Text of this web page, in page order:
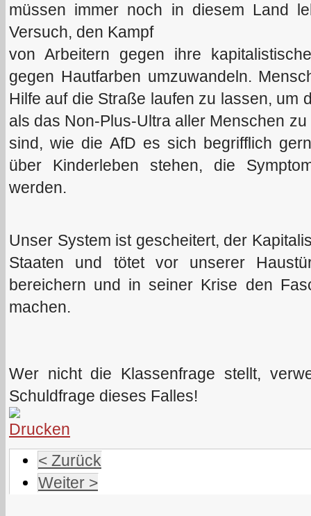
müssen immer noch in diesem Land
Versuch, den Kampf
von Arbeitern gegen ihre
gegen Hautfarben umzuwandeln.
Hilfe auf die Straße laufen zu lassen, um
als das Non-Plus-Ultra aller Menschen zu
sind, wie die AfD es sich begrifflich
über Kinderleben stehen, die
werden.
Unser System ist gescheitert, der
Staaten und tötet vor unserer
bereichern und in seiner Krise den
machen.
Wer nicht die Klassenfrage stellt,
Schuldfrage dieses Falles!
< Zurück
Weiter >